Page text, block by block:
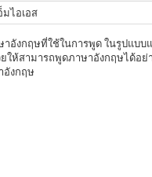
ไอเอส
าอังกฤษที่ใช้ในการพูด ในรูป
ห้สามารถพูดภาษาอังกฤษได้อย่
อังกฤษ